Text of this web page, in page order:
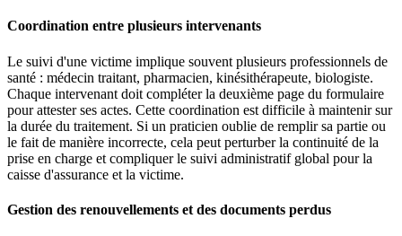
Coordination entre plusieurs intervenants
Le suivi d'une victime implique souvent plusieurs professionnels de
santé : médecin traitant, pharmacien, kinésithérapeute, biologiste.
Chaque intervenant doit compléter la deuxième page du formulaire
pour attester ses actes. Cette coordination est difficile à maintenir sur
la durée du traitement. Si un praticien oublie de remplir sa partie ou
le fait de manière incorrecte, cela peut perturber la continuité de la
prise en charge et compliquer le suivi administratif global pour la
caisse d'assurance et la victime.
Gestion des renouvellements et des documents perdus